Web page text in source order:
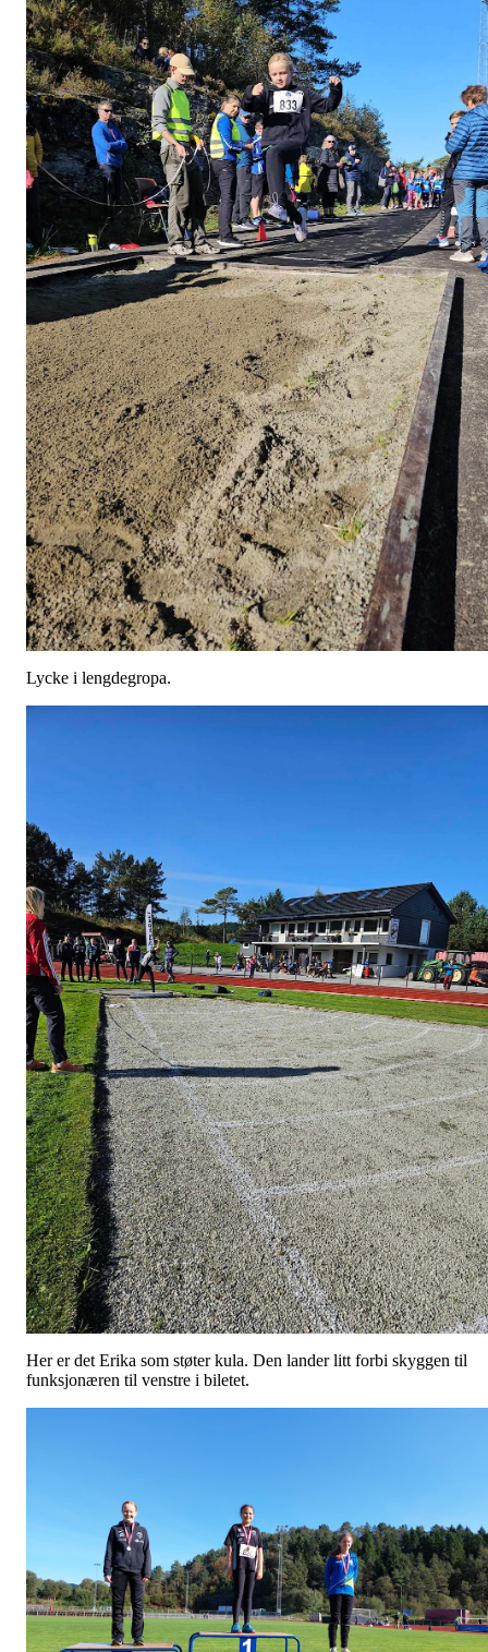
Lycke i lengdegropa.
Her er det Erika som støter kula. Den lander litt forbi skyggen til
funksjonæren til venstre i biletet.